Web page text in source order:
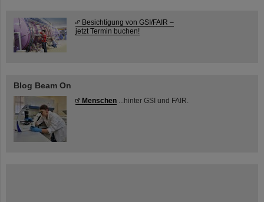
Besichtigung von GSI/FAIR –
jetzt Termin buchen!
Blog Beam On
Menschen ...hinter GSI und FAIR.